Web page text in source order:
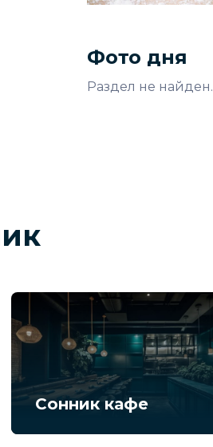
Фото дня
Раздел не найден.
Сонник кафе